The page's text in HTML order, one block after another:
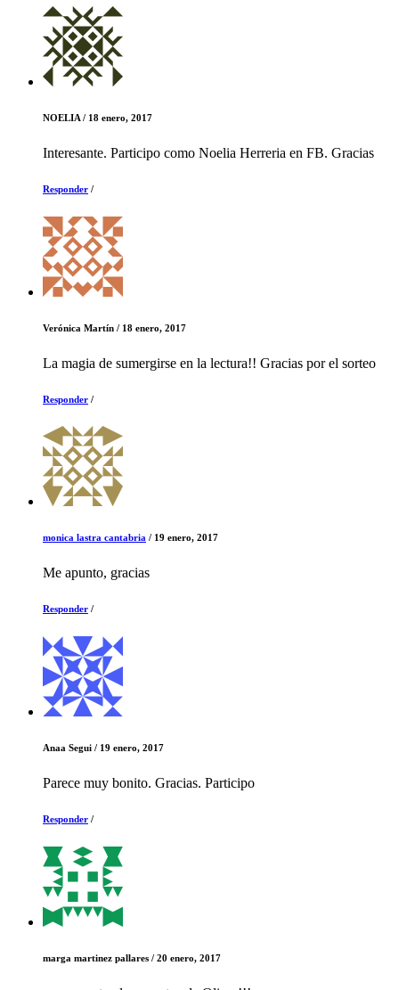
NOELIA / 18 enero, 2017
Interesante. Participo como Noelia Herreria en FB. Gracias
Responder /
Verónica Martín / 18 enero, 2017
La magia de sumergirse en la lectura!! Gracias por el sorteo
Responder /
monica lastra cantabria / 19 enero, 2017
Me apunto, gracias
Responder /
Anaa Segui / 19 enero, 2017
Parece muy bonito. Gracias. Participo
Responder /
marga martinez pallares / 20 enero, 2017